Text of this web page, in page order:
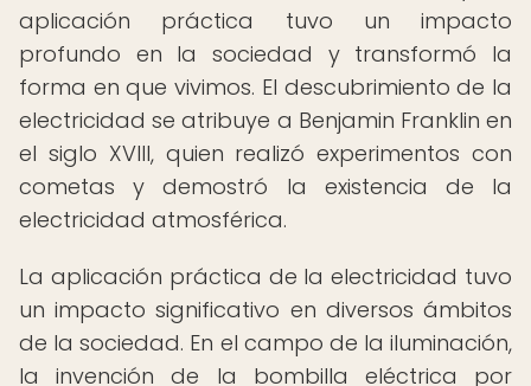
aplicación práctica tuvo un impacto
profundo en la sociedad y transformó la
forma en que vivimos. El descubrimiento de la
electricidad se atribuye a Benjamin Franklin en
el siglo XVIII, quien realizó experimentos con
cometas y demostró la existencia de la
electricidad atmosférica.
La aplicación práctica de la electricidad tuvo
un impacto significativo en diversos ámbitos
de la sociedad. En el campo de la iluminación,
la invención de la bombilla eléctrica por